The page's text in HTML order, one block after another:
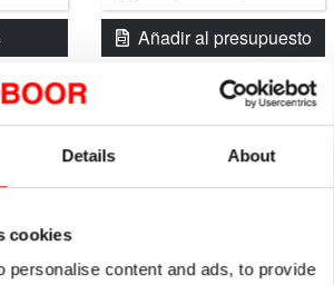
Details About
cookies
personalise content and ads, to provide
Añadir al presupuesto